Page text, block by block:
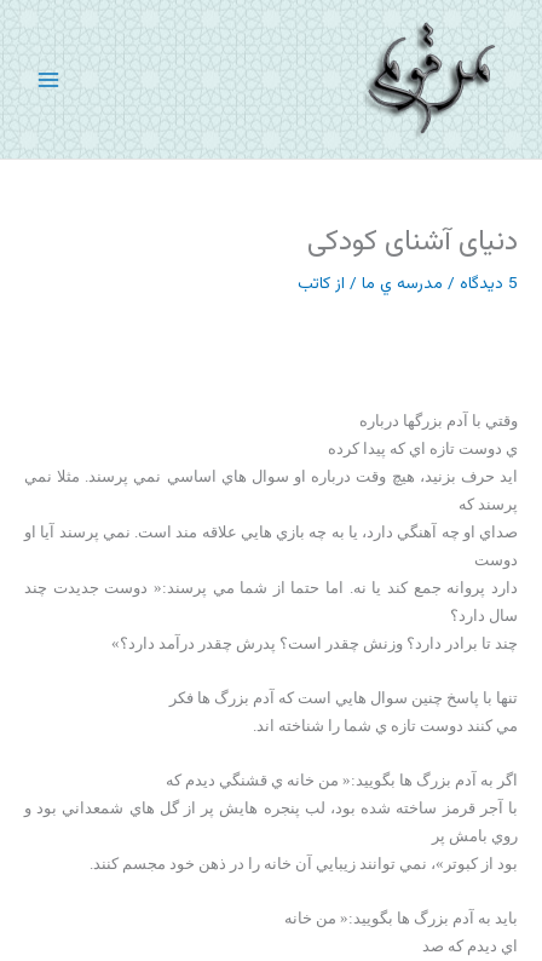
پرش
به
محتوا
دنیای آشنای کودکی
5 دیدگاه / مدرسه ي ما / از کاتب
وقتي با آدم بزرگها درباره
ي دوست تازه اي که پيدا کرده
ايد حرف بزنيد، هيچ وقت درباره او سوال هاي اساسي نمي پرسند. مثلا نمي
پرسند که
صداي او چه آهنگي دارد، يا به چه بازي هايي علاقه مند است. نمي پرسند آيا او
دوست
دارد پروانه جمع کند يا نه. اما حتما از شما مي پرسند:« دوست جديدت چند
سال دارد؟
چند تا برادر دارد؟ وزنش چقدر است؟ پدرش چقدر درآمد دارد؟»
تنها با پاسخ چنين سوال هايي است که آدم بزرگ ها فکر
مي کنند دوست تازه ي شما را شناخته اند.
اگر به آدم بزرگ ها بگوييد:« من خانه ي قشنگي ديدم که
با آجر قرمز ساخته شده بود، لب پنجره هايش پر از گل هاي شمعداني بود و
روي بامش پر
بود از کبوتر»، نمي توانند زيبايي آن خانه را در ذهن خود مجسم کنند.
بايد به آدم بزرگ ها بگوييد:« من خانه
اي ديدم که صد